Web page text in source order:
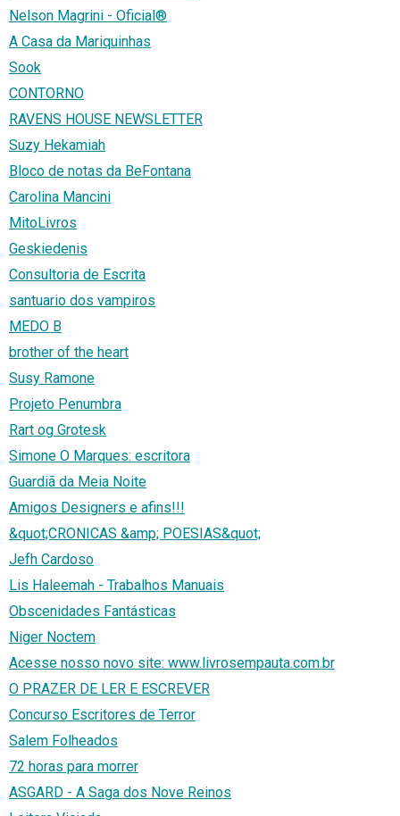
Nelson Magrini - Oficial®
A Casa da Mariquinhas
Sook
CONTORNO
RAVENS HOUSE NEWSLETTER
Suzy Hekamiah
Bloco de notas da BeFontana
Carolina Mancini
MitoLivros
Geskiedenis
Consultoria de Escrita
santuario dos vampiros
MEDO B
brother of the heart
Susy Ramone
Projeto Penumbra
Rart og Grotesk
Simone O Marques: escritora
Guardiã da Meia Noite
Amigos Designers e afins!!!
&quot;CRONICAS &amp; POESIAS&quot;
Jefh Cardoso
Lis Haleemah - Trabalhos Manuais
Obscenidades Fantásticas
Niger Noctem
Acesse nosso novo site: www.livrosempauta.com.br
O PRAZER DE LER E ESCREVER
Concurso Escritores de Terror
Salem Folheados
72 horas para morrer
ASGARD - A Saga dos Nove Reinos